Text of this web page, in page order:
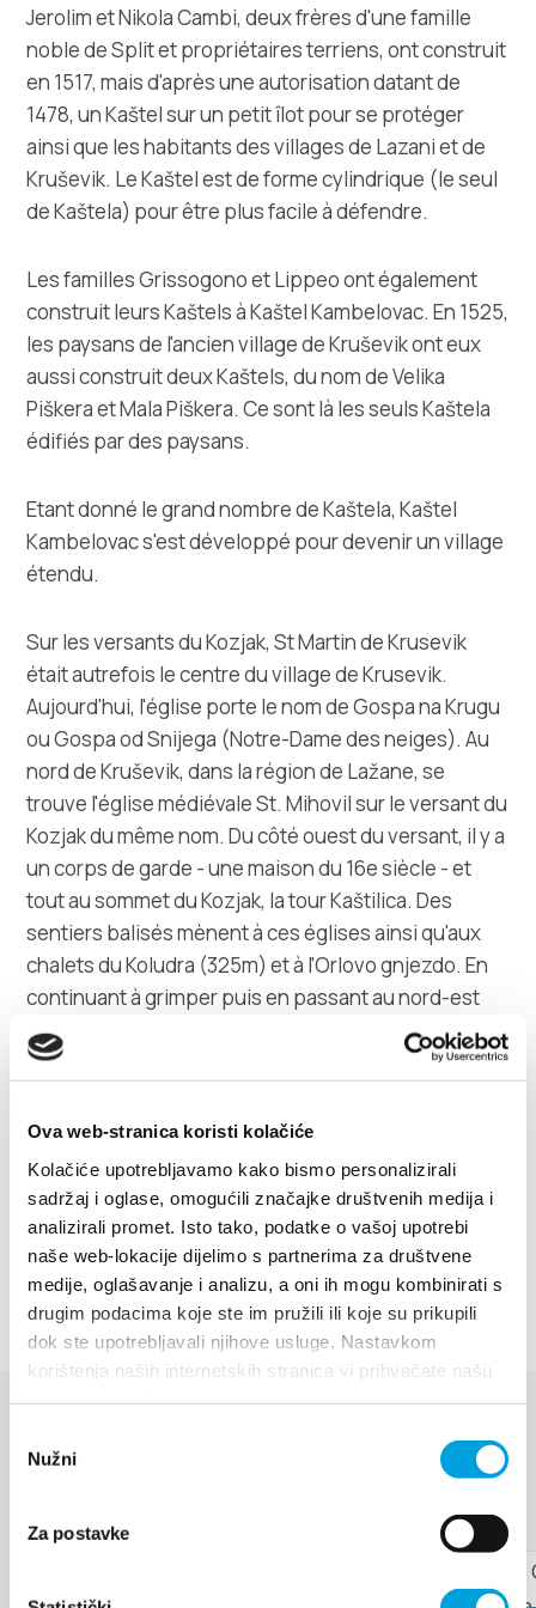
Ova web-stranica koristi kolačiće
Kolačiće upotrebljavamo kako bismo personalizirali
sadržaj i oglase, omogućili značajke društvenih medija i
analizirali promet. Isto tako, podatke o vašoj upotrebi
naše web-lokacije dijelimo s partnerima za društvene
medije, oglašavanje i analizu, a oni ih mogu kombinirati s
drugim podacima koje ste im pružili ili koje su prikupili
dok ste upotrebljavali njihove usluge. Nastavkom
korištenja naših internetskih stranica vi prihvaćate našu
pristanka
Nužni
Za postavke
Multimédias
Office de tourisme
Safe in Dalmatia
fr
+385 21 227 933
info@kastela-info.hr
21216 Kaštel Stari, Hrvatska
Les directions
Jerolim et Nikola Cambi, deux frères d'une famille
noble de Split et propriétaires terriens, ont construit
en 1517, mais d'après une autorisation datant de
1478, un Kaštel sur un petit îlot pour se protéger
ainsi que les habitants des villages de Lazani et de
Kruševik. Le Kaštel est de forme cylindrique (le seul
de Kaštela) pour être plus facile à défendre.
Les familles Grissogono et Lippeo ont également
construit leurs Kaštels à Kaštel Kambelovac. En 1525,
les paysans de l'ancien village de Kruševik ont eux
aussi construit deux Kaštels, du nom de Velika
Piškera et Mala Piškera. Ce sont là les seuls Kaštela
édifiés par des paysans.
Etant donné le grand nombre de Kaštela, Kaštel
Kambelovac s'est développé pour devenir un village
étendu.
Sur les versants du Kozjak, St Martin de Krusevik
était autrefois le centre du village de Krusevik.
Aujourd'hui, l'église porte le nom de Gospa na Krugu
ou Gospa od Snijega (Notre-Dame des neiges). Au
nord de Kruševik, dans la région de Lažane, se
trouve l'église médiévale St. Mihovil sur le versant du
Kozjak du même nom. Du côté ouest du versant, il y a
un corps de garde - une maison du 16e siècle - et
tout au sommet du Kozjak, la tour Kaštilica. Des
sentiers balisés mènent à ces églises ainsi qu'aux
chalets du Koludra (325m) et à l'Orlovo gnjezdo. En
continuant à grimper puis en passant au nord-est
d'un rocher lisse et vertical assuré par un câble en
acier, on arrive au sommet du Kozjak, le Veliki vrj
aux alpinistes expérimentés.
Nous recommandons aux visiteurs de Kaštel
Kambelovac le motel Tamaris et les hébergements
privés (chambres, appartements, camping).
MANIFESTATIONS
17 août 2026